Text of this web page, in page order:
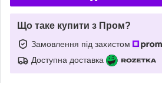
Що таке купити з Пром?
Замовлення під захистом
Доступна доставка